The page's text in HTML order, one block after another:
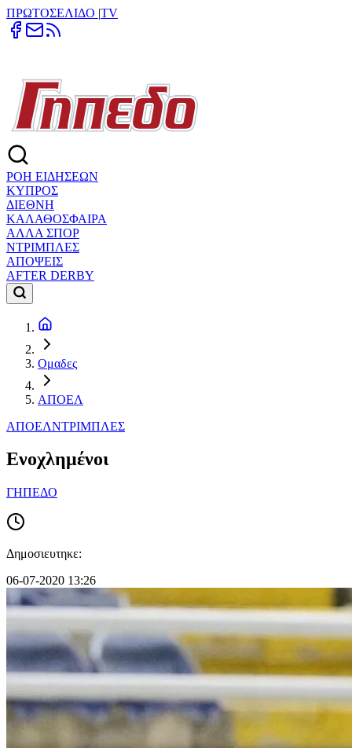
ΠΡΩΤΟΣΕΛΙΔΟ |TV
ΡΟΗ ΕΙΔΗΣΕΩΝ
ΚΥΠΡΟΣ
ΔΙΕΘΝΗ
ΚΑΛΑΘΟΣΦΑΙΡΑ
ΑΛΛΑ ΣΠΟΡ
ΝΤΡΙΜΠΛΕΣ
ΑΠΟΨΕΙΣ
AFTER DERBY
Ομαδες
ΑΠΟΕΛ
ΑΠΟΕΛΝΤΡΙΜΠΛΕΣ
Ενοχλημένοι
ΓΗΠΕΔΟ
Δημοσιευτηκε:
06-07-2020 13:26